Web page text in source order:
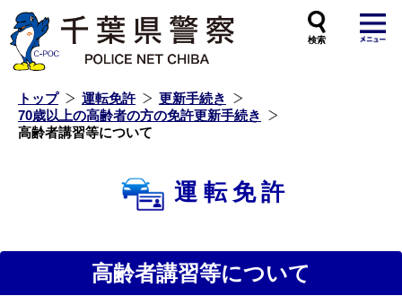
トップ 運転免許
更新手続き
70歳以上の高齢者の方の免許更新手続き
高齢者講習等について
運転免許
高齢者講習等について